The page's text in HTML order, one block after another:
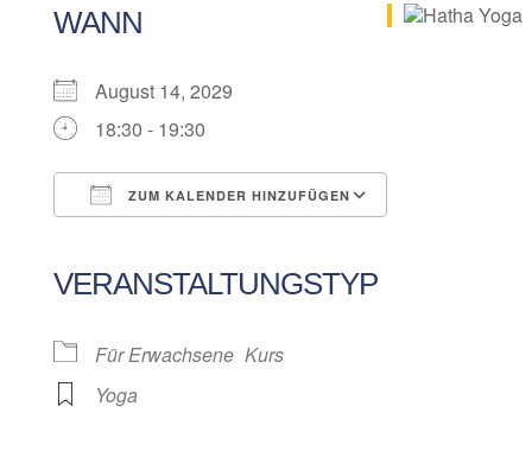
WANN
August 14, 2029
18:30 - 19:30
ZUM KALENDER HINZUFÜGEN
VERANSTALTUNGSTYP
Für Erwachsene Kurs
Yoga